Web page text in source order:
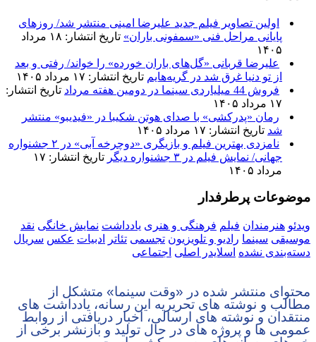
اولین تصاویر فیلم جدید علیرضا امینی منتشر شد/ روزهای
پایانی مراحل فنی «سمفونی باران»
تاریخ انتشار: ۱۸ مرداد
۱۴۰۵
علیرضا قربانی «گل‌های باران خورده» را خواند/ رفتی و بعد
از تو دنیا غرق شد در گریه‌هایم تاریخ انتشار: ۱۷ مرداد ۱۴۰۵
فروش 44 میلیاردی سینما در دومین هفته مرداد
تاریخ انتشار:
۱۷ مرداد ۱۴۰۵
رمان «پدرکشی» با صدای هوتن شکیبا در «فیدیبو» منتشر
شد تاریخ انتشار: ۱۷ مرداد ۱۴۰۵
نامزدی بهترین فیلم و بازیگری «دوچرخه آبی» در ۲ جشنواره
جهانی/ نمایش فیلم در ۳ جشنواره دیگر
تاریخ انتشار: ۱۷
مرداد ۱۴۰۵
موضوعات پرطرفدار
ویدئو هنرمندان فیلم فرهنگی و هنری یادداشت نمایش خانگی نقد
موسیقی سینما رادیو و تلویزیون تجسمی تئاتر ادبیات عکس سریال
دسته‌بندی نشده اسلایدر اصلی اجتماعی
محتوای منتشر شده در «وقت سینما» متشکل از
مطالب و نوشته های تحریریه این رسانه، یادداشت های
منتقدان و نوشته های ارسالی، اخبار دریافتی از روابط
عمومی ها و پروژه های در حال تولید و بازنشر برخی از